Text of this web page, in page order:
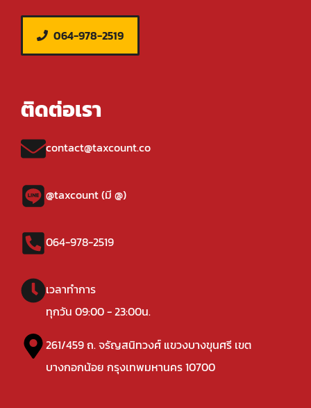
064-978-2519
ติดต่อเรา
contact@taxcount.co
@taxcount (มี @)
064-978-2519
เวลาทำการ
ทุกวัน 09:00 - 23:00น.
261/459 ถ. จรัญสนิทวงศ์ แขวงบางขุนศรี เขต
บางกอกน้อย กรุงเทพมหานคร 10700